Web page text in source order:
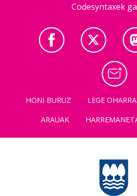
Codesyntaxek
HONI BURUZ LEGE OHARRA
ARAUAK